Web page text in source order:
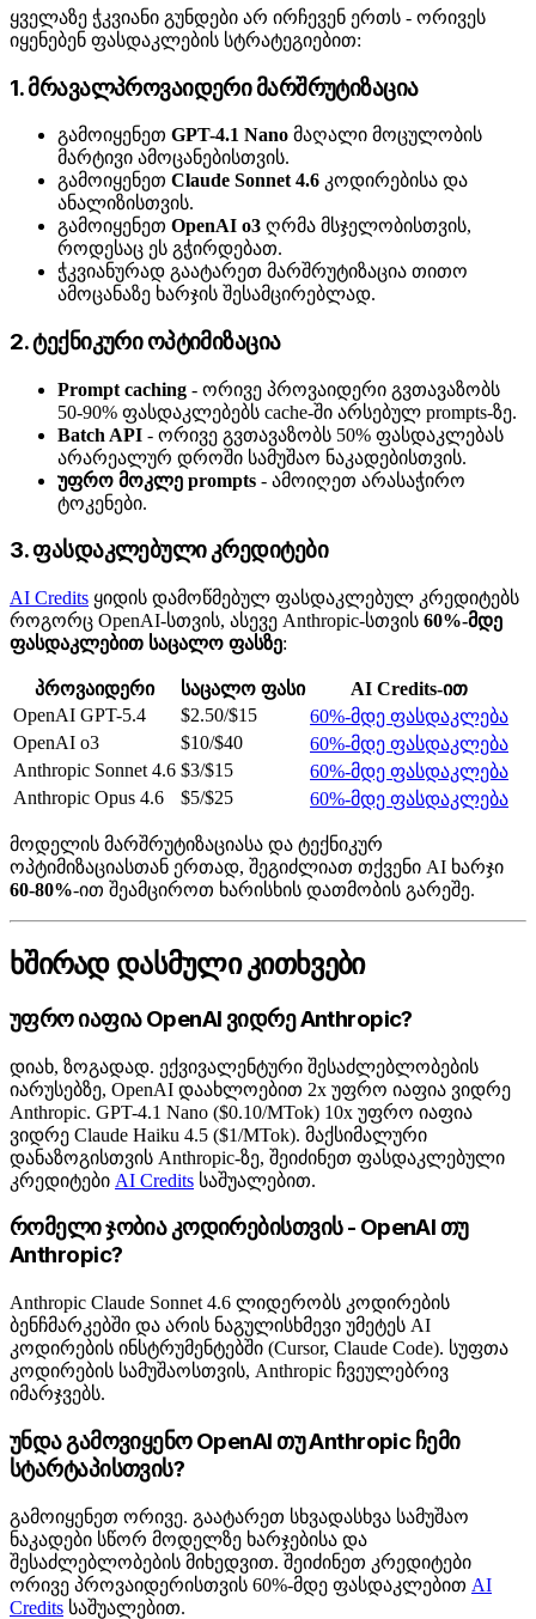
ყველაზე ჭკვიანი გუნდები არ ირჩევენ ერთს - ორივეს
იყენებენ ფასდაკლების სტრატეგიებით:
1. მრავალპროვაიდერი მარშრუტიზაცია
გამოიყენეთ GPT-4.1 Nano მაღალი მოცულობის
მარტივი ამოცანებისთვის.
გამოიყენეთ Claude Sonnet 4.6 კოდირებისა და
ანალიზისთვის.
გამოიყენეთ OpenAI o3 ღრმა მსჯელობისთვის,
როდესაც ეს გჭირდებათ.
ჭკვიანურად გაატარეთ მარშრუტიზაცია თითო
ამოცანაზე ხარჯის შესამცირებლად.
2. ტექნიკური ოპტიმიზაცია
Prompt caching - ორივე პროვაიდერი გვთავაზობს
50-90% ფასდაკლებებს cache-ში არსებულ prompts-ზე.
Batch API - ორივე გვთავაზობს 50% ფასდაკლებას
არარეალურ დროში სამუშაო ნაკადებისთვის.
უფრო მოკლე prompts - ამოიღეთ არასაჭირო
ტოკენები.
3. ფასდაკლებული კრედიტები
AI Credits ყიდის დამოწმებულ ფასდაკლებულ კრედიტებს
როგორც OpenAI-სთვის, ასევე Anthropic-სთვის 60%-მდე
ფასდაკლებით საცალო ფასზე:
პროვაიდერი საცალო ფასი
AI Credits-ით
OpenAI GPT-5.4
$2.50/$15
60%-მდე ფასდაკლება
OpenAI o3
$10/$40
60%-მდე ფასდაკლება
Anthropic Sonnet 4.6 $3/$15
60%-მდე ფასდაკლება
Anthropic Opus 4.6
$5/$25 60%-მდე ფასდაკლება
მოდელის მარშრუტიზაციასა და ტექნიკურ
ოპტიმიზაციასთან ერთად, შეგიძლიათ თქვენი AI ხარჯი
60-80%-ით შეამციროთ ხარისხის დათმობის გარეშე.
ხშირად დასმული კითხვები
უფრო იაფია OpenAI ვიდრე Anthropic?
დიახ, ზოგადად. ექვივალენტური შესაძლებლობების
იარუსებზე, OpenAI დაახლოებით 2x უფრო იაფია ვიდრე
Anthropic. GPT-4.1 Nano ($0.10/MTok) 10x უფრო იაფია
ვიდრე Claude Haiku 4.5 ($1/MTok). მაქსიმალური
დანაზოგისთვის Anthropic-ზე, შეიძინეთ ფასდაკლებული
კრედიტები AI Credits საშუალებით.
რომელი ჯობია კოდირებისთვის - OpenAI თუ
Anthropic?
Anthropic Claude Sonnet 4.6 ლიდერობს კოდირების
ბენჩმარკებში და არის ნაგულისხმევი უმეტეს AI
კოდირების ინსტრუმენტებში (Cursor, Claude Code). სუფთა
კოდირების სამუშაოსთვის, Anthropic ჩვეულებრივ
იმარჯვებს.
უნდა გამოვიყენო OpenAI თუ Anthropic ჩემი
სტარტაპისთვის?
გამოიყენეთ ორივე. გაატარეთ სხვადასხვა სამუშაო
ნაკადები სწორ მოდელზე ხარჯებისა და
შესაძლებლობების მიხედვით. შეიძინეთ კრედიტები
ორივე პროვაიდერისთვის 60%-მდე ფასდაკლებით AI
Credits საშუალებით.